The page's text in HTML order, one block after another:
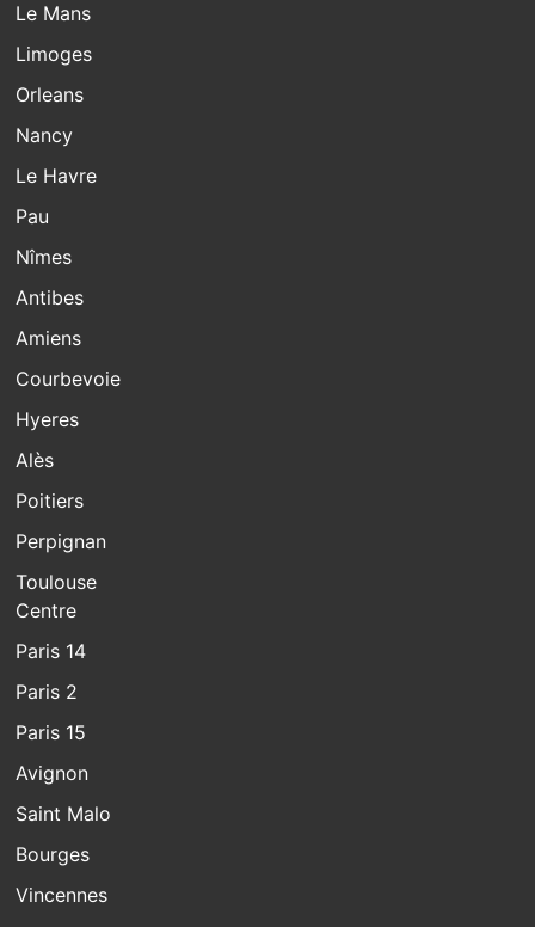
Le Mans
Limoges
Orleans
Nancy
Le Havre
Pau
Nîmes
Antibes
Amiens
Courbevoie
Hyeres
Alès
Poitiers
Perpignan
Toulouse
Centre
Paris 14
Paris 2
Paris 15
Avignon
Saint Malo
Bourges
Vincennes